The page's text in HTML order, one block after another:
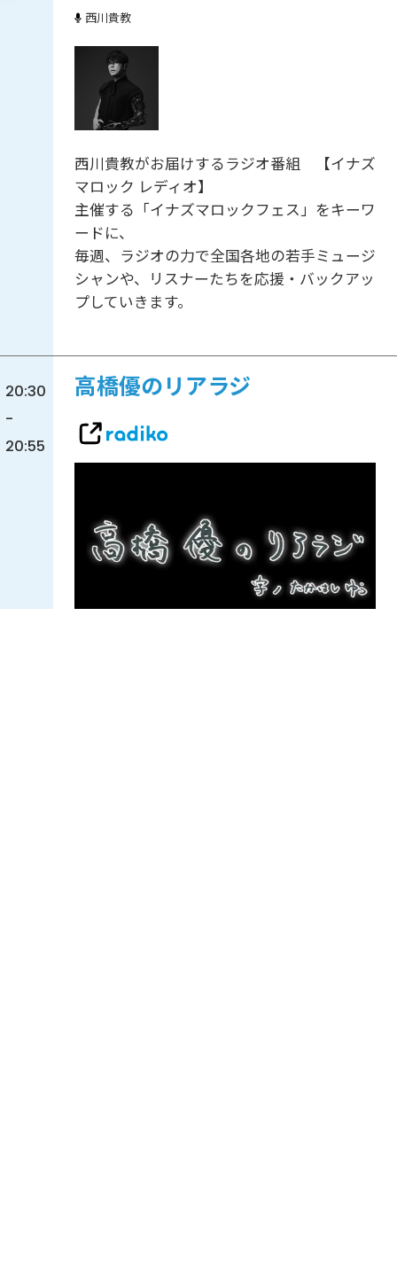
西川貴教
西川貴教がお届けするラジオ番組 【イナズ
マロック レディオ】
主催する「イナズマロックフェス」をキーワ
ードに、
毎週、ラジオの力で全国各地の若手ミュージ
シャンや、リスナーたちを応援・バックアッ
プしていきます。
20:30
-
20:55
高橋優のリアラジ